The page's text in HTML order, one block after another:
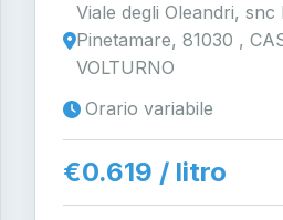
Viale degli Oleandri, snc
Pinetamare, 81030 ,
VOLTURNO
Orario variabile
€0.619 / litro